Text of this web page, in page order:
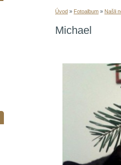
Úvod » Fotoalbum » Našli
Michael